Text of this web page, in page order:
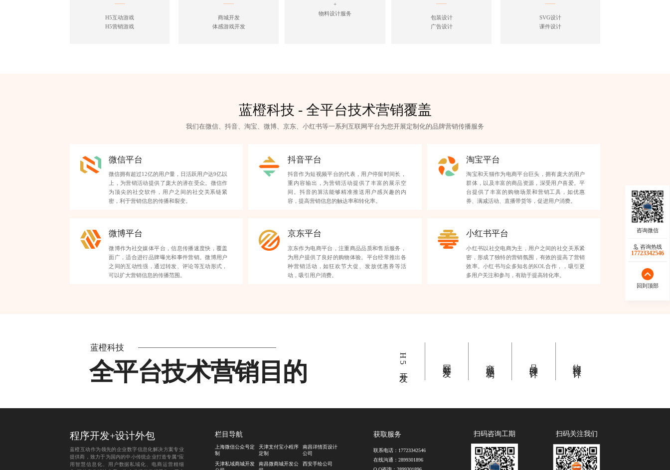
H5互动游戏
H5营销游戏
商城开发
体感游戏开发
+
物料设计服务
包装设计
广告设计
SVG设计
课件设计
蓝橙科技 - 全平台技术营销覆盖
我们在微信、抖音、淘宝、微博、京东、小红书等一系列互联网平台为您开展定制化的品牌营销传播服务
微信平台
微信拥有超过12亿的用户量，日活跃用户达9亿以
上，为营销活动提供了庞大的潜在受众。微信作
为顶尖的社交软件，用户之间的社交关系链紧
密，利于营销信息的传播和裂变。
抖音平台
抖音作为短视频平台的代表，用户停留时间长，
重内容输出，为营销活动提供了丰富的展示空
间。抖音的算法能够精准推送用户感兴趣的内
容，提高营销信息的触达率和转化率。
淘宝平台
淘宝和天猫作为电商平台巨头，拥有庞大的用户
群体，以及丰富的商品资源，深受用户喜爱。平
台提供了丰富的购物场景和营销工具，如优惠
券、满减活动、直播带货等，促进用户消费。
微博平台
微博作为社交媒体平台，信息传播速度快，覆盖
面广，适合进行品牌曝光和事件营销。微博用户
之间的互动性强，通过转发、评论等互动形式，
可以扩大营销信息的传播范围。
京东平台
京东作为电商平台，注重商品品质和售后服务，
为用户提供了良好的购物体验。平台经常推出各
种营销活动，如狂欢节大促、发放优惠券等活
动，吸引用户消费。
小红书平台
小红书以社交电商为主，用户之间的社交关系紧
密，形成了独特的营销氛围，有效的提高了营销
效率。小红书与众多知名的KOL合作，，吸引更
多用户关注和参与，有助于提高转化率。
蓝橙科技
全平台技术营销目的 H5开发
咨询热线
17723342546
回到顶部
程序开发+设计外包
蓝橙互动作为领先的企业数字信息化解决方案专业
提供商，致力于为国内的中小传统企业打造专属“应
用智慧信息化、用户数据私域化、电商运营精细
栏目导航
上海微信公众号定
制
天津私域商城开发
天津支付宝小程序
定制
南昌微商城开发公
南昌详情页设计
公司
西安手绘公司
获取服务
联系电话： 17723342546
在线沟通： 2899301896
扫码咨询工期 扫码关注我们